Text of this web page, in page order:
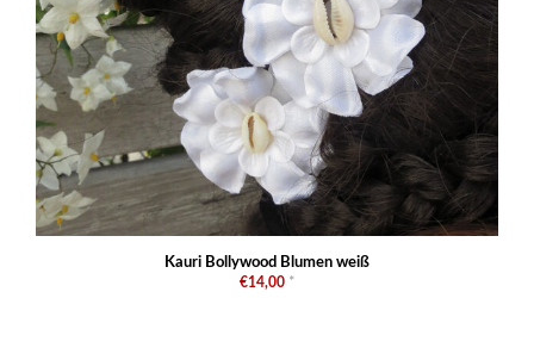
Kauri Bollywood Blumen weiß
€14,00 *